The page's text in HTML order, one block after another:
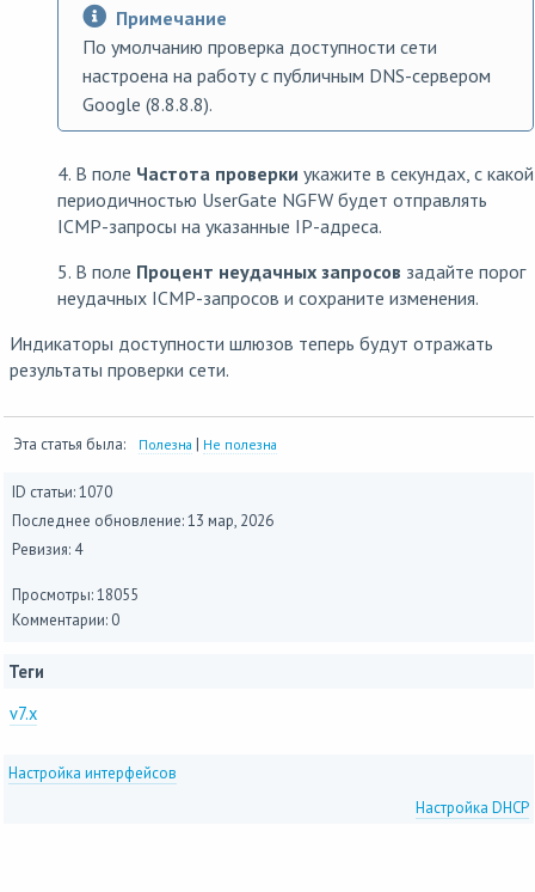
Примечание
По умолчанию проверка доступности сети
настроена на работу с публичным DNS-сервером
Google (8.8.8.8).
4. В поле Частота проверки укажите в секундах, с какой
периодичностью UserGate NGFW будет отправлять
ICMP-запросы на указанные IP-адреса.
5. В поле Процент неудачных запросов задайте порог
неудачных ICMP-запросов и сохраните изменения.
Индикаторы доступности шлюзов теперь будут отражать
результаты проверки сети.
Эта статья была: Полезна | Не полезна
ID статьи: 1070
Последнее обновление:13 мар, 2026
Ревизия: 4
Просмотры: 18055
Комментарии: 0
Теги
v7.x
Настройка интерфейсов
Настройка DHCP